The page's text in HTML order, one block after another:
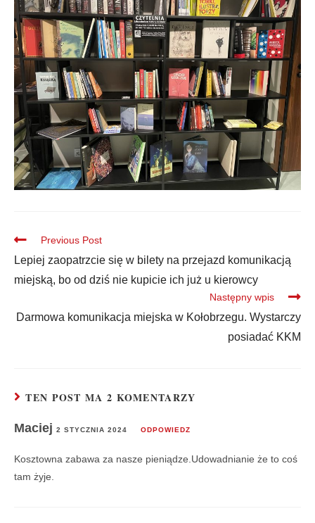
Previous Post
Lepiej zaopatrzcie się w bilety na przejazd komunikacją
miejską, bo od dziś nie kupicie ich już u kierowcy
Następny wpis
Darmowa komunikacja miejska w Kołobrzegu. Wystarczy
posiadać KKM
TEN POST MA 2 KOMENTARZY
Maciej 2 STYCZNIA 2024 ODPOWIEDZ
Kosztowna zabawa za nasze pieniądze.Udowadnianie że to coś
tam żyje.